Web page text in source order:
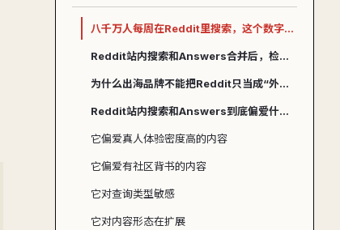
八千万人每周在Reddit里搜索，这个数字到底意味着什么？
Reddit站内搜索和Answers合并后，检索链路是怎么跑的？
为什么出海品牌不能把Reddit只当成“外部AI的语料源”？
Reddit站内搜索和Answers到底偏爱什么样的内容？
它偏爱真人体验密度高的内容
它偏爱有社区背书的内容
它对查询类型敏感
它对内容形态在扩展